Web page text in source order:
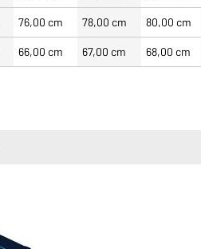
76,00 cm 78,00 cm 80,00 cm
66,00 cm 67,00 cm 68,00 cm